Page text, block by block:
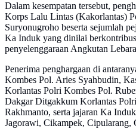
Dalam kesempatan tersebut,
Korps Lalu Lintas (Kakorlantas)
Suryonugroho beserta sejumlah
Ka Induk yang dinilai
penyelenggaraan Angkutan
Penerima penghargaan di
Kombes Pol. Aries Syahbudin,
Korlantas Polri Kombes Pol.
Dakgar Ditgakkum Korlantas
Rakhmanto, serta jajaran Ka
Jagorawi, Cikampek, Cipularang,